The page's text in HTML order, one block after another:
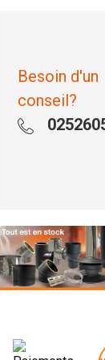
Besoin d'un
conseil?